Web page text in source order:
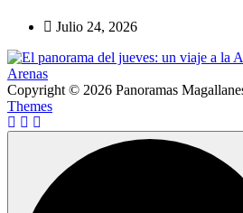
Julio 24, 2026
Copyright © 2026 Panoramas
Themes